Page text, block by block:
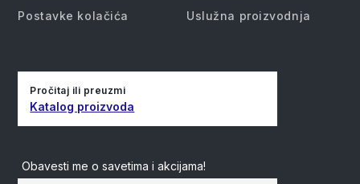
Postavke kolačića
Uslužna proizvodnja
Pročitaj ili preuzmi
Katalog proizvoda
Obavesti me o savetima i akcijama!